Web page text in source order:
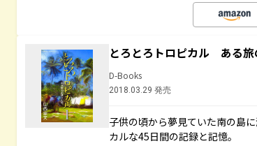
とろとろトロピカル ある
D-Books
2018.03.29 発売
子供の頃から夢見ていた南の島
カルな45日間の記録と記憶。